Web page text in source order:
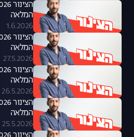
המלאה
1.6.2026
המלאה
27.5.2026
המלאה
26.5.2026
המלאה
25.5.2026